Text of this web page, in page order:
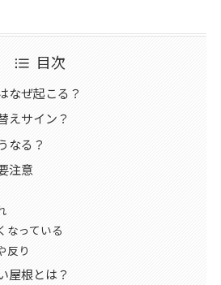
目次
なぜ起こる？
えサイン？
なる？
注意
なっている
反り
屋根とは？